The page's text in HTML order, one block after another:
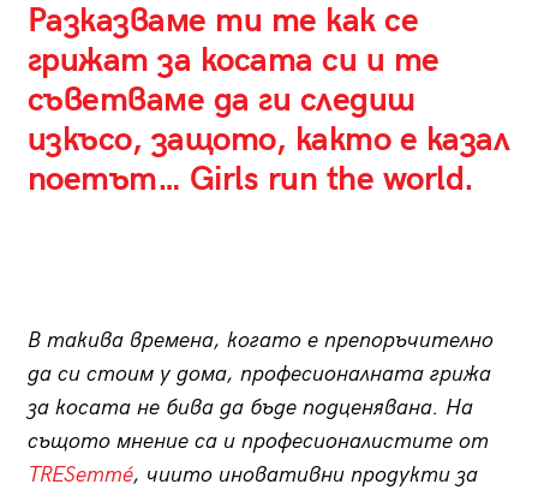
Разказваме ти те как се
грижат за косата си и те
съветваме да ги следиш
изкъсо, защото, както е казал
поетът… Girls run the world.
В такива времена, когато е препоръчително
да си стоим у дома, професионалната грижа
за косата не бива да бъде подценявана. На
същото мнение са и професионалистите от
TRESemmé, чиито иновативни продукти за